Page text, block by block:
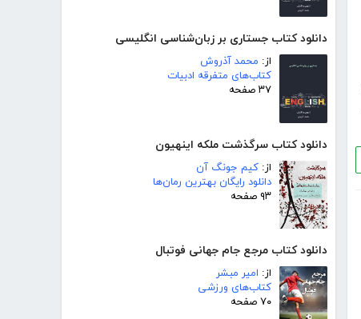
دانلود کتاب جستاری بر زبان‌شناسی انگلیسی
از: محمد آذروش
کتاب‌های متفرقه ادبیات
۳۷ صفحه
دانلود کتاب سرگذشت ملکه اینهیون
از: کیم جونگ آن
دانلود رایگان بهترین رمان‌ها
۹۳ صفحه
دانلود کتاب مرجع جام جهانی فوتبال
از: امیر مبشر
کتاب‌های ورزشی
۷۰ صفحه